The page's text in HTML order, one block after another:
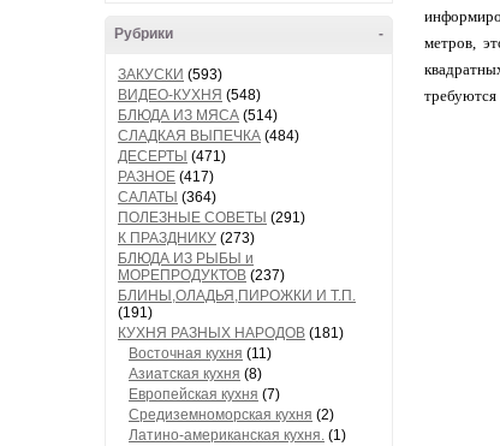
-
Рубрики
ЗАКУСКИ (593)
ВИДЕО-КУХНЯ (548)
БЛЮДА ИЗ МЯСА (514)
СЛАДКАЯ ВЫПЕЧКА (484)
ДЕСЕРТЫ (471)
РАЗНОЕ (417)
САЛАТЫ (364)
ПОЛЕЗНЫЕ СОВЕТЫ (291)
К ПРАЗДНИКУ (273)
БЛЮДА ИЗ РЫБЫ и
МОРЕПРОДУКТОВ (237)
БЛИНЫ,ОЛАДЬЯ,ПИРОЖКИ И Т.П.
(191)
КУХНЯ РАЗНЫХ НАРОДОВ (181)
Восточная кухня (11)
Азиатская кухня (8)
Европейская кухня (7)
Средиземноморская кухня (2)
Латино-американская кухня. (1)
метров,